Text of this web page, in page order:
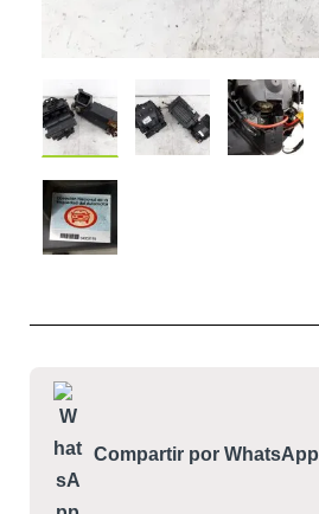
Compartir por WhatsApp